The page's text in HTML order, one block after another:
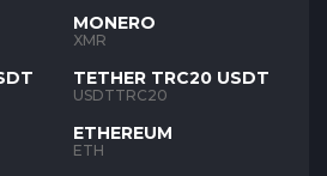
MONERO
XMR
TETHER TRC20 USDT
USDTTRC20
ETHEREUM
ETH